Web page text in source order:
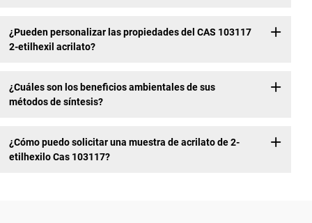
¿Pueden personalizar las propiedades del CAS 103117
2-etilhexil acrilato?
¿Cuáles son los beneficios ambientales de sus
métodos de síntesis?
¿Cómo puedo solicitar una muestra de acrilato de 2-
etilhexilo Cas 103117?